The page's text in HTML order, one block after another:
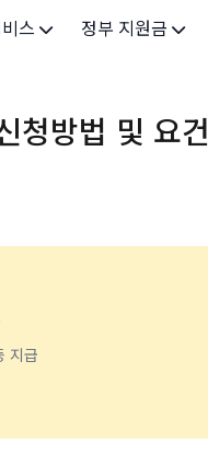
스 정부 지원금
소상공인
청방법 및 요건
지급